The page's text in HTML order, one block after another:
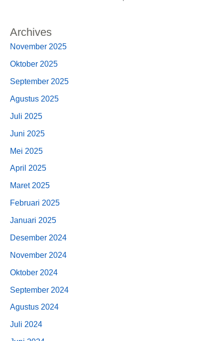
Archives
November 2025
Oktober 2025
September 2025
Agustus 2025
Juli 2025
Juni 2025
Mei 2025
April 2025
Maret 2025
Februari 2025
Januari 2025
Desember 2024
November 2024
Oktober 2024
September 2024
Agustus 2024
Juli 2024